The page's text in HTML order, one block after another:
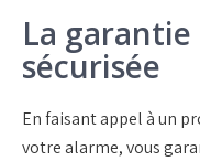
La
sécurisée
En faisant appel à un
votre alarme, vous